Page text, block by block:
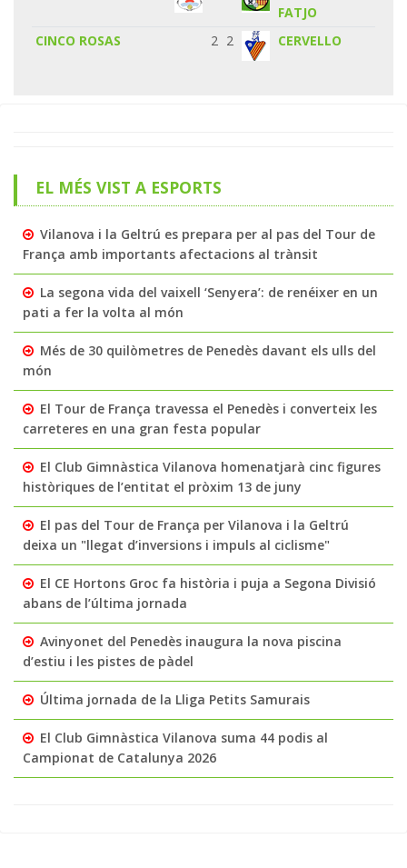
FATJO
CINCO ROSAS
2 2 CERVELLO
EL MÉS VIST A ESPORTS
Vilanova i la Geltrú es prepara per al pas del Tour de
França amb importants afectacions al trànsit
La segona vida del vaixell ‘Senyera’: de renéixer en un
pati a fer la volta al món
Més de 30 quilòmetres de Penedès davant els ulls del
món
El Tour de França travessa el Penedès i converteix les
carreteres en una gran festa popular
El Club Gimnàstica Vilanova homenatjarà cinc figures
històriques de l’entitat el pròxim 13 de juny
El pas del Tour de França per Vilanova i la Geltrú
deixa un "llegat d’inversions i impuls al ciclisme"
El CE Hortons Groc fa història i puja a Segona Divisió
abans de l’última jornada
Avinyonet del Penedès inaugura la nova piscina
d’estiu i les pistes de pàdel
Última jornada de la Lliga Petits Samurais
El Club Gimnàstica Vilanova suma 44 podis al
Campionat de Catalunya 2026